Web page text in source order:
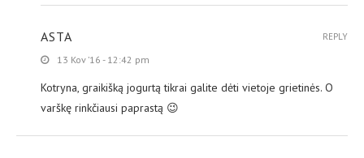
ASTA
13 Kov ’16 - 12:42 pm
Kotryna, graikišką jogurtą tikrai galite dėti vietoje grietinės. O
varškę rinkčiausi paprastą 😉
REPLY